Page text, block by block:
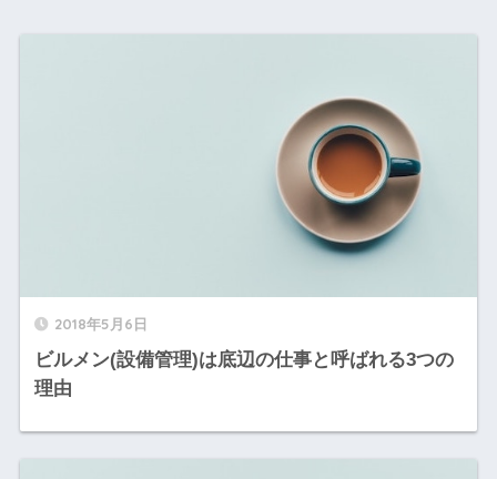
2018年5月6日
ビルメン(設備管理)は底辺の仕事と呼ばれる3つの
理由